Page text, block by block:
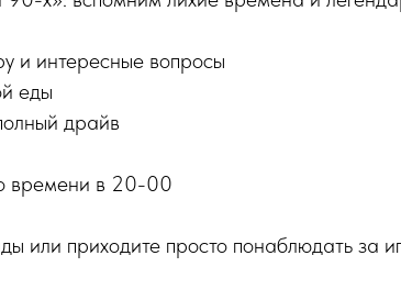
и интересные вопросы
еды
драйв
времени в 20-00
или приходите просто понаблюдать за